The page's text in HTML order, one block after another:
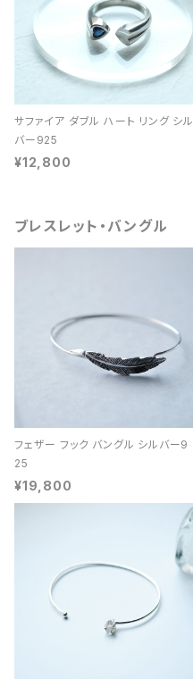
サファイア ダブル ハート リング シル
バー925
¥12,800
ブレスレット・バングル
フェザー フック バングル シルバー9
25
¥19,800